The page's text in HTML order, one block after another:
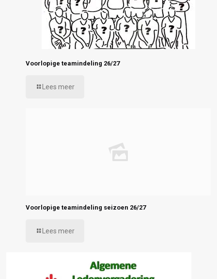
Voorlopige teamindeling 26/27
Lees meer
Voorlopige teamindeling seizoen 26/27
Lees meer